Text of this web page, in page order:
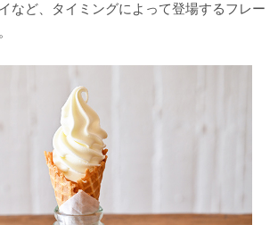
など、タイミングによって登場するフレー